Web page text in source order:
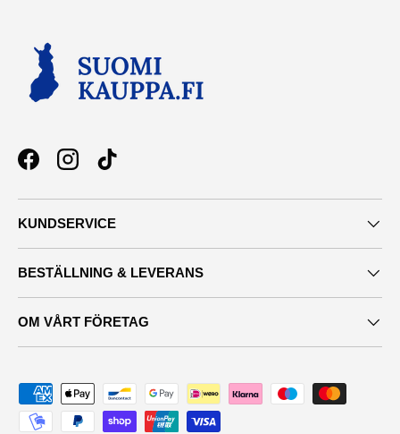
FacebookInstagramTikTok
KUNDSERVICE
BESTÄLLNING & LEVERANS
OM VÅRT FÖRETAG
Maksutavat